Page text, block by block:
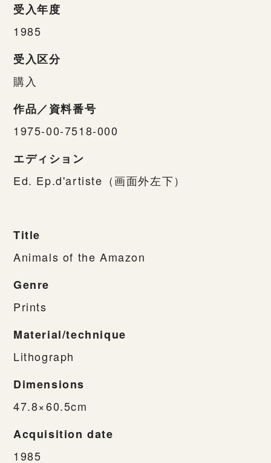
受入年度
1985
受入区分
購入
作品／資料番号
1975-00-7518-000
エディション
Ed. Ep.d'artiste（画面外左下）
Title
Animals of the Amazon
Genre
Prints
Material/technique
Lithograph
Dimensions
47.8×60.5cm
Acquisition date
1985